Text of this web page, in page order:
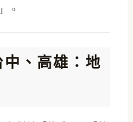
。
、高雄：地